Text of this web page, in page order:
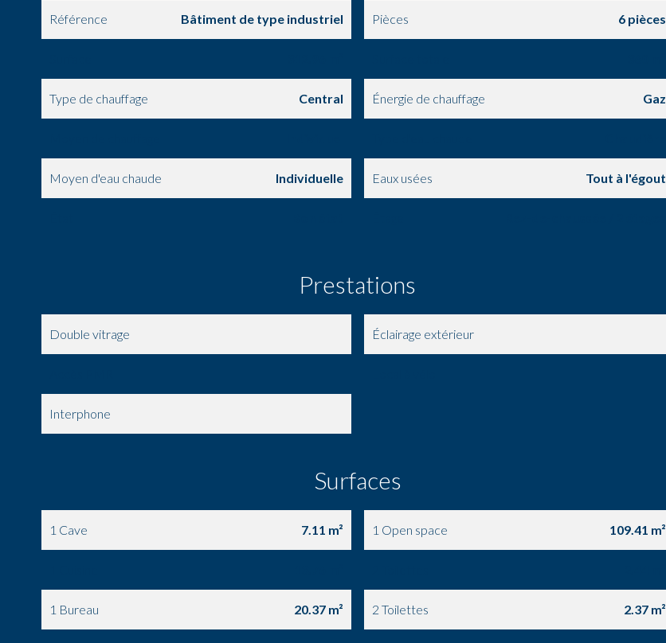
Référence Bâtiment de type industriel Pièces 6 pièces
Type de chauffage Central Énergie de chauffage Gaz
Moyen d'eau chaude Individuelle Eaux usées Tout à l'égout
Prestations
Double vitrage Éclairage extérieur
Interphone
Surfaces
1 Cave 7.11 m² 1 Open space 109.41 m²
1 Bureau 20.37 m² 2 Toilettes 2.37 m²